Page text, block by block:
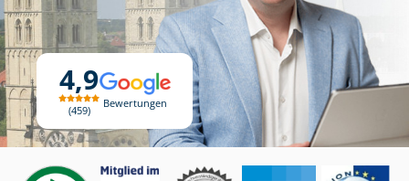
4,9
459
Bewertungen